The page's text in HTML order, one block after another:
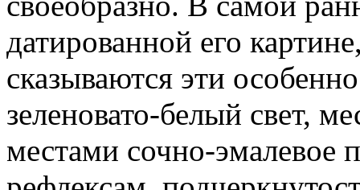
датированной его
сказываются эти
зеленовато-белый свет,
местами сочно-эмалевое